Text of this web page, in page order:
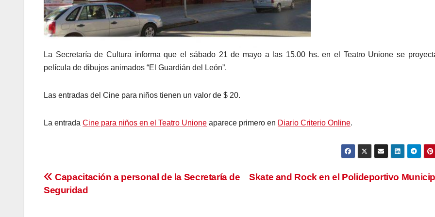
La Secretaría de Cultura informa que el sábado 21 de mayo a las 15.00 hs. en el Teatro Unione se
película de dibujos animados “El Guardián del León”.
Las entradas del Cine para niños tienen un valor de $ 20.
La entrada Cine para niños en el Teatro Unione aparece primero en Diario Criterio Online.
Navegación
de
Skate and Rock en el Polideportivo
Capacitación a personal de la Secretaría de
Seguridad